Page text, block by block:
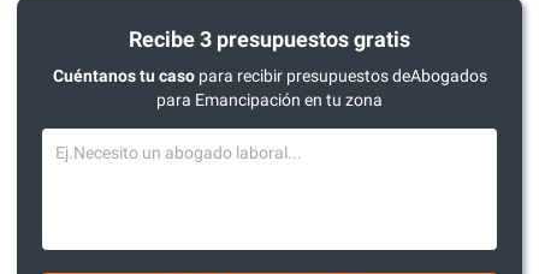
Recibe 3 presupuestos gratis
Cuéntanos tu casopara recibir presupuestos deAbogados
para Emancipación en tu zona